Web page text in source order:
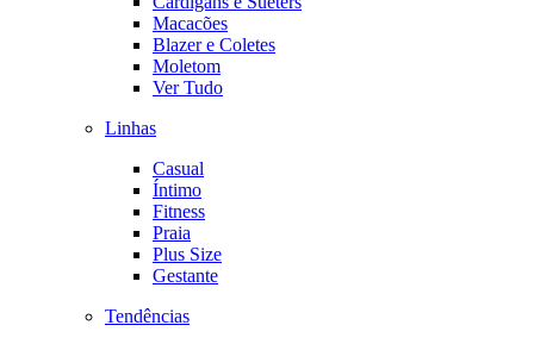
Macacões
Blazer e Coletes
Moletom
Ver Tudo
Linhas
Casual
Íntimo
Fitness
Praia
Plus Size
Gestante
Tendências